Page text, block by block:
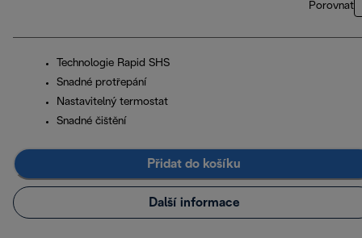
Porovnat
Technologie Rapid SHS
Snadné protřepání
Nastavitelný termostat
Snadné čištění
Přidat do košíku
Další informace